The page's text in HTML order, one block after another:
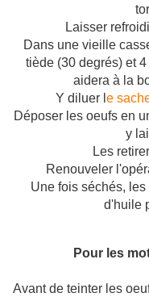
Laisser
Dans une vieille
tiède (30 degrés) et
aidera à la
Y diluer l e
Déposer les oeufs en
y
Les
Renouveler
Une fois séchés,
d'huile
Pour les
Avant de teinter les